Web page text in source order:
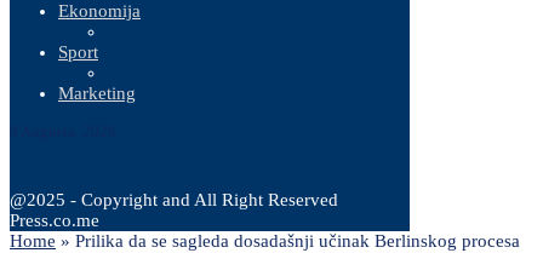
Ekonomija
Sport
Marketing
@2025 - Copyright and All Right Reserved
Press.co.me
Home » Prilika da se sagleda dosadašnji učinak Berlinskog procesa